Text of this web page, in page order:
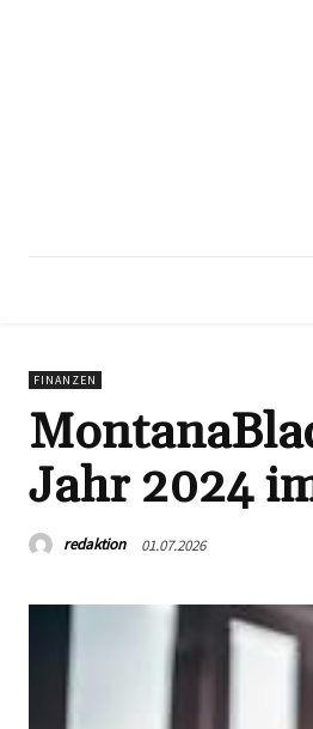
FINANZEN
Jahr 2024
redaktion 01.07.2026